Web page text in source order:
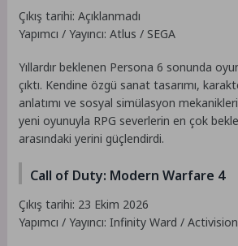
Çıkış tarihi: Açıklanmadı
Yapımcı / Yayıncı: Atlus / SEGA
Yıllardır beklenen Persona 6 sonunda
çıktı. Kendine özgü sanat tasarımı,
anlatımı ve sosyal simülasyon
yeni oyunuyla RPG severlerin en çok
arasındaki yerini güçlendirdi.
Call of Duty: Modern Warfare 4
Çıkış tarihi: 23 Ekim 2026
Yapımcı / Yayıncı: Infinity Ward / Activision